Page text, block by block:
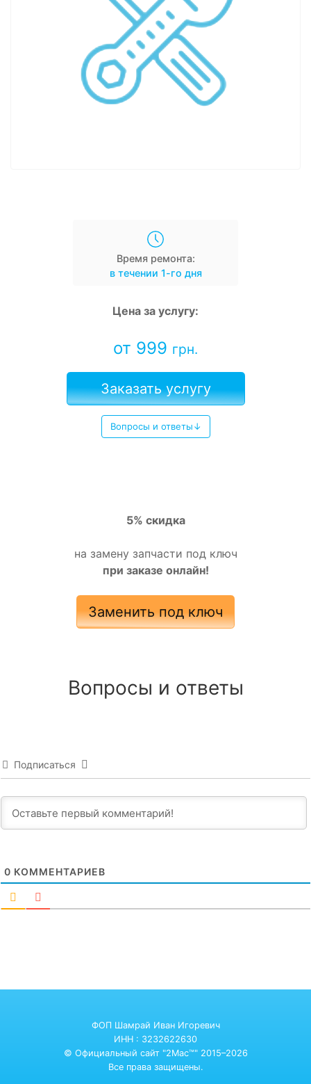
Время ремонта:
в течении 1-го дня
Цена за услугу:
от 999 грн.
Заказать услугу
Вопросы и ответы↓
5% скидка
на замену запчасти под ключ
при заказе онлайн!
Заменить под ключ
Вопросы и ответы
Подписаться
0 КОММЕНТАРИЕВ
ФОП Шамрай Иван Игоревич
ИНН : 3232622630
© Официальный сайт "2Mac™" 2015–2026
Все права защищены.